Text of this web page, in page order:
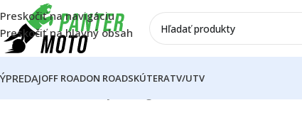
Preskočiť na navigáciu
Preskočiť na hlavný obsah
OFF ROADON ROADSKÚTERATV/UTV